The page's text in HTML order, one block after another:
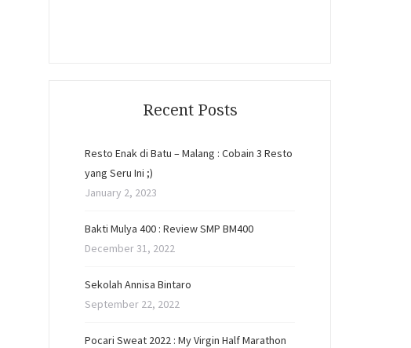
Recent Posts
Resto Enak di Batu – Malang : Cobain 3 Resto
yang Seru Ini ;)
January 2, 2023
Bakti Mulya 400 : Review SMP BM400
December 31, 2022
Sekolah Annisa Bintaro
September 22, 2022
Pocari Sweat 2022 : My Virgin Half Marathon